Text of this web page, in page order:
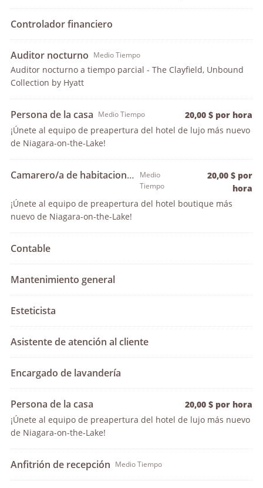
Controlador financiero
Auditor nocturno Medio Tiempo
Auditor nocturno a tiempo parcial - The Clayfield, Unbound
Collection by Hyatt
Persona de la casa Medio Tiempo
20,00 $ por hora
¡Únete al equipo de preapertura del hotel de lujo más nuevo
de Niagara-on-the-Lake!
Camarero/a de habitaciones
Medio
Tiempo
20,00 $ por
hora
¡Únete al equipo de preapertura del hotel boutique más
nuevo de Niagara-on-the-Lake!
Contable
Mantenimiento general
Esteticista
Asistente de atención al cliente
Encargado de lavandería
Persona de la casa
20,00 $ por hora
¡Únete al equipo de preapertura del hotel de lujo más nuevo
de Niagara-on-the-Lake!
Anfitrión de recepción Medio Tiempo